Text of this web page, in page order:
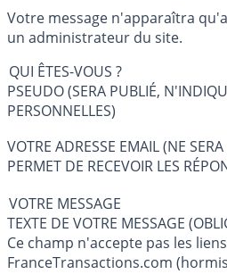
Votre message n'apparaîtra
un administrateur du site.
QUI ÊTES-VOUS ?
PSEUDO (SERA PUBLIÉ,
PERSONNELLES)
VOTRE ADRESSE EMAIL (NE
PERMET DE RECEVOIR LES
VOTRE MESSAGE
TEXTE DE
Ce champ n'accepte pas les
FranceTransactions.com